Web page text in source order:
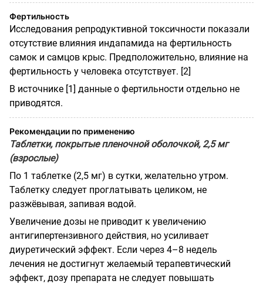
Фертильность
Исследования репродуктивной токсичности показали
отсутствие влияния индапамида на фертильность
самок и самцов крыс. Предположительно, влияние на
фертильность у человека отсутствует. [2]
В источнике [1] данные о фертильности отдельно не
приводятся.
Рекомендации по применению
Таблетки, покрытые пленочной оболочкой, 2,5 мг
(взрослые)
По 1 таблетке (2,5 мг) в сутки, желательно утром.
Таблетку следует проглатывать целиком, не
разжёвывая, запивая водой.
Увеличение дозы не приводит к увеличению
антигипертензивного действия, но усиливает
диуретический эффект. Если через 4–8 недель
лечения не достигнут желаемый терапевтический
эффект, дозу препарата не следует повышать